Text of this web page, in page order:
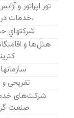
تور اپراتور و
،خدمات
شركتهاي
هتل‌ها و
تفریحی
شركت‌های
صنعت